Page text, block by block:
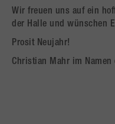
Wir freuen uns auf ein
der Halle und wünschen
Prosit Neujahr!
Christian Mahr im Namen